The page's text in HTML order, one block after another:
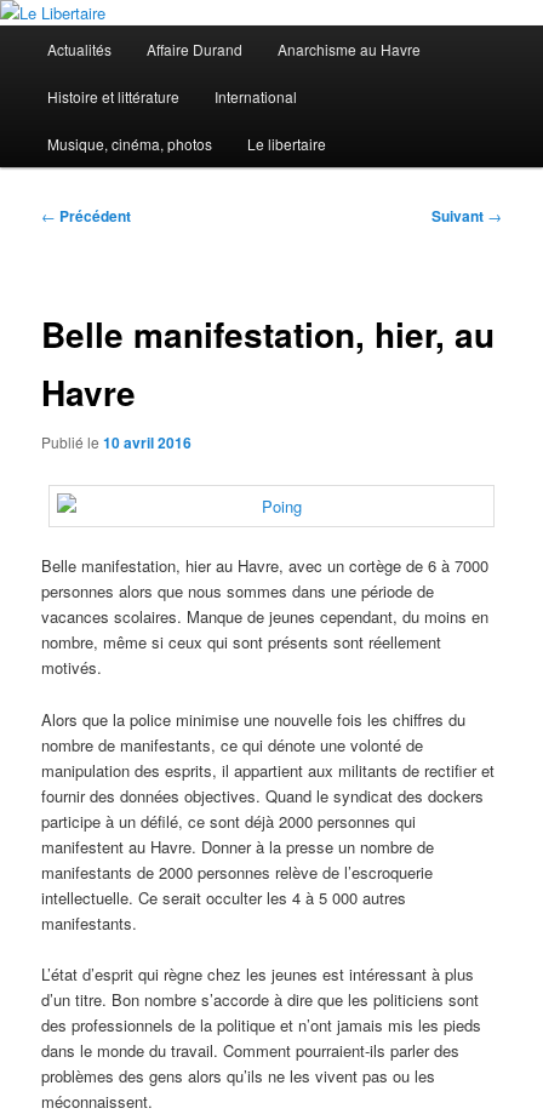
Aller
contenu
principalLe Libertaire
principal
Actualités Affaire Durand Anarchisme au Havre
Histoire et littérature International
Musique, cinéma, photos Le libertaire
Navigation
← Précédent Suivant →
Belle manifestation, hier, au
Havre
Publié le10 avril 2016
Belle manifestation, hier au Havre, avec un cortège de 6 à 7000
personnes alors que nous sommes dans une période de
vacances scolaires. Manque de jeunes cependant, du moins en
nombre, même si ceux qui sont présents sont réellement
motivés.
Alors que la police minimise une nouvelle fois les chiffres du
nombre de manifestants, ce qui dénote une volonté de
manipulation des esprits, il appartient aux militants de rectifier et
fournir des données objectives. Quand le syndicat des dockers
participe à un défilé, ce sont déjà 2000 personnes qui
manifestent au Havre. Donner à la presse un nombre de
manifestants de 2000 personnes relève de l’escroquerie
intellectuelle. Ce serait occulter les 4 à 5 000 autres
manifestants.
L’état d’esprit qui règne chez les jeunes est intéressant à plus
d’un titre. Bon nombre s’accorde à dire que les politiciens sont
des professionnels de la politique et n’ont jamais mis les pieds
dans le monde du travail. Comment pourraient-ils parler des
problèmes des gens alors qu’ils ne les vivent pas ou les
méconnaissent.